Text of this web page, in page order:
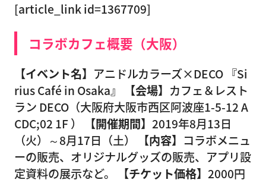
[article_link id=1367709]
コラボカフェ概要（大阪）
【イベント名】 アニドルカラーズ×DECO 『Si
rius Café in Osaka』
【会場】 カフェ＆レスト
ラン DECO（大阪府大阪市西区阿波座1-5-12 A
CDC;02 1F ）
【開催期間】 2019年8月13日
（火）～8月17日（土）
【内容】 コラボメニュ
ーの販売、オリジナルグッズの販売、アプリ設
定資料の展示など。
【チケット価格】 2000円